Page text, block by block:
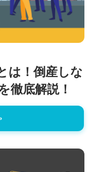
は！倒産しな
徹底解説！